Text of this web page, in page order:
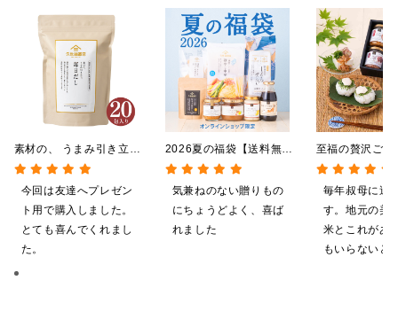
素材の、 うまみ引き立
つ。 毎日だし
140g（7g×20包）
今回は友達へプレゼン
ト用で購入しました。
とても喜んでくれまし
た。
至福の贅沢ごは
【送料込/沖縄
途】【化粧箱
ライン限定】
毎年叔母に送
す。地元の美
米とこれがあ
もいらないと
2026夏の福袋【送料無
料】【オンライン限定】
【ポイントキャンペーン実
施中】【のし・ラッピン
グ・化粧箱詰め不可】
気兼ねのない贈りもの
にちょうどよく、喜ば
れました